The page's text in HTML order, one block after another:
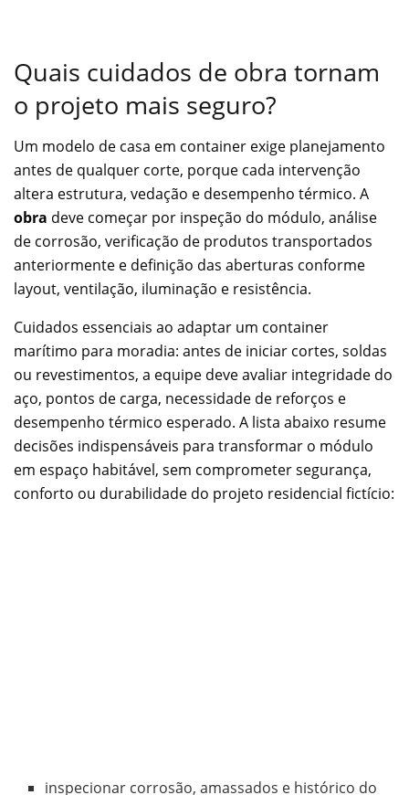
Quais cuidados de obra tornam
o projeto mais seguro?
Um modelo de casa em container exige planejamento
antes de qualquer corte, porque cada intervenção
altera estrutura, vedação e desempenho térmico. A
obra deve começar por inspeção do módulo, análise
de corrosão, verificação de produtos transportados
anteriormente e definição das aberturas conforme
layout, ventilação, iluminação e resistência.
Cuidados essenciais ao adaptar um container
marítimo para moradia: antes de iniciar cortes, soldas
ou revestimentos, a equipe deve avaliar integridade do
aço, pontos de carga, necessidade de reforços e
desempenho térmico esperado. A lista abaixo resume
decisões indispensáveis para transformar o módulo
em espaço habitável, sem comprometer segurança,
conforto ou durabilidade do projeto residencial fictício:
inspecionar corrosão, amassados e histórico do